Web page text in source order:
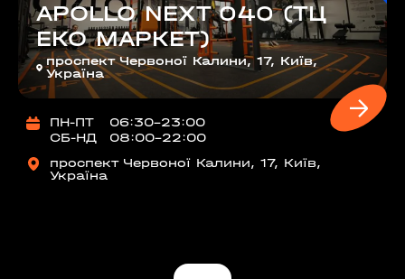
APOLLO NEXT 040 (ТЦ
ЕКО МАРКЕТ)
проспект Червоної Калини, 17, Київ,
Україна
проспект Червоної Калини, 17, Київ,
Україна
ПН-ПТ
06:30-23:00
СБ-НД
08:00-22:00